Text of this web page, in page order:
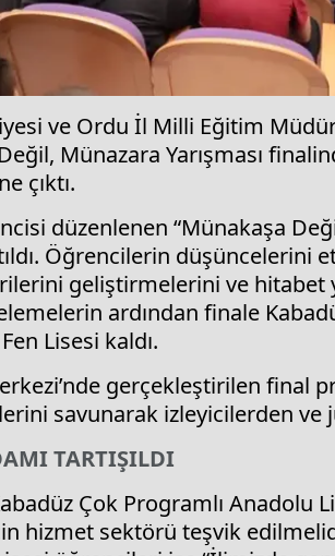
ve Ordu İl Milli Eğitim
Münazara Yarışması
çıktı.
düzenlenen “Münakaşa
Öğrencilerin düşüncelerini
geliştirmelerini ve hitabet
ardından finale
Lisesi kaldı.
gerçekleştirilen final
savunarak izleyicilerden ve
TARTIŞILDI
Çok Programlı Anadolu
hizmet sektörü teşvik